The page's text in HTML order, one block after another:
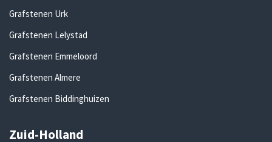
Grafstenen Urk
Grafstenen Lelystad
Grafstenen Emmeloord
Grafstenen Almere
Grafstenen Biddinghuizen
Zuid-Holland